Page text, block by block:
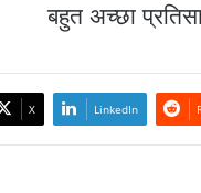
बहुत अच्छा
X LinkedIn